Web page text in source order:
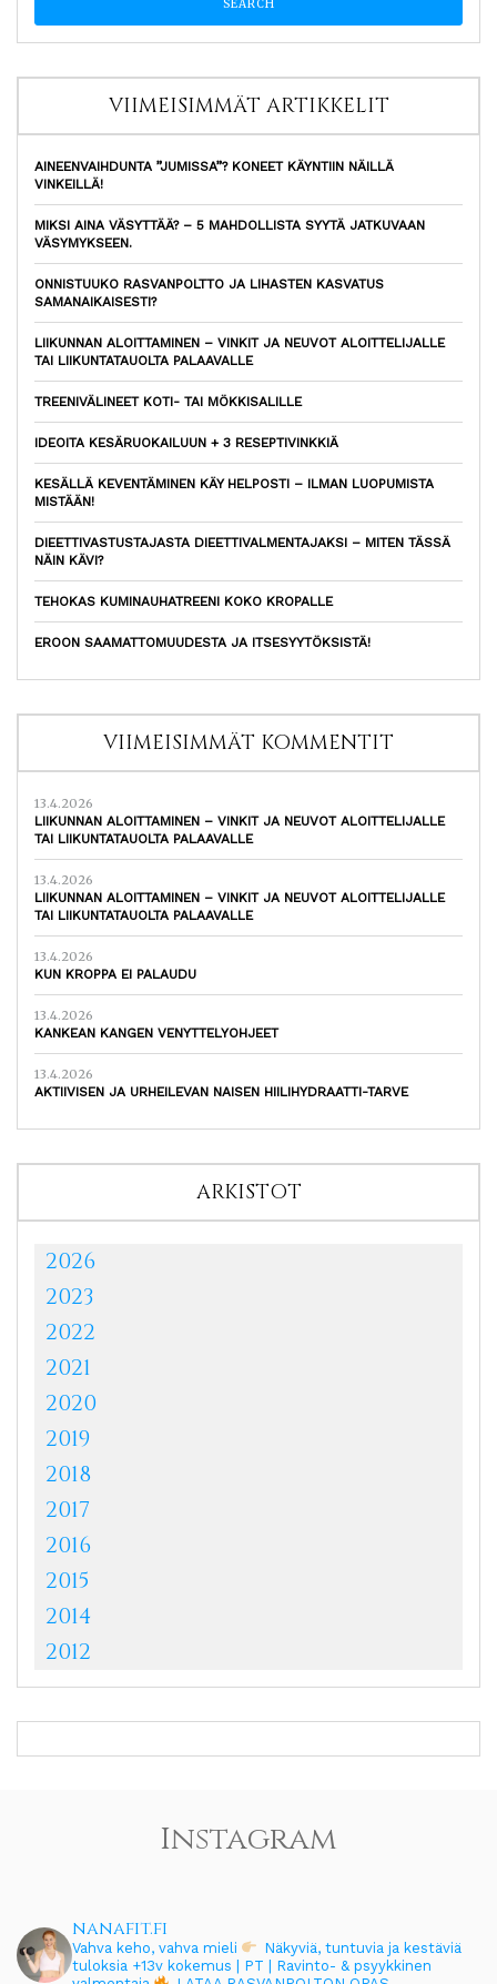
VIIMEISIMMÄT ARTIKKELIT
AINEENVAIHDUNTA ”JUMISSA”? KONEET KÄYNTIIN NÄILLÄ
VINKEILLÄ!
MIKSI AINA VÄSYTTÄÄ? – 5 MAHDOLLISTA SYYTÄ JATKUVAAN
VÄSYMYKSEEN.
ONNISTUUKO RASVANPOLTTO JA LIHASTEN KASVATUS
SAMANAIKAISESTI?
LIIKUNNAN ALOITTAMINEN – VINKIT JA NEUVOT ALOITTELIJALLE
TAI LIIKUNTATAUOLTA PALAAVALLE
TREENIVÄLINEET KOTI- TAI MÖKKISALILLE
IDEOITA KESÄRUOKAILUUN + 3 RESEPTIVINKKIÄ
KESÄLLÄ KEVENTÄMINEN KÄY HELPOSTI – ILMAN LUOPUMISTA
MISTÄÄN!
DIEETTIVASTUSTAJASTA DIEETTIVALMENTAJAKSI – MITEN TÄSSÄ
NÄIN KÄVI?
TEHOKAS KUMINAUHATREENI KOKO KROPALLE
EROON SAAMATTOMUUDESTA JA ITSESYYTÖKSISTÄ!
VIIMEISIMMÄT KOMMENTIT
13.4.2026
LIIKUNNAN ALOITTAMINEN – VINKIT JA NEUVOT ALOITTELIJALLE
TAI LIIKUNTATAUOLTA PALAAVALLE
13.4.2026
LIIKUNNAN ALOITTAMINEN – VINKIT JA NEUVOT ALOITTELIJALLE
TAI LIIKUNTATAUOLTA PALAAVALLE
13.4.2026
KUN KROPPA EI PALAUDU
13.4.2026
KANKEAN KANGEN VENYTTELYOHJEET
13.4.2026
AKTIIVISEN JA URHEILEVAN NAISEN HIILIHYDRAATTI-TARVE
ARKISTOT
2026
2023
2022
2021
2020
2019
2018
2017
2016
2015
2014
2012
Instagram
nanafit.fi
Vahva keho, vahva mieli
Näkyviä, tuntuvia ja kestäviä
tuloksia +13v kokemus | PT | Ravinto- & psyykkinen